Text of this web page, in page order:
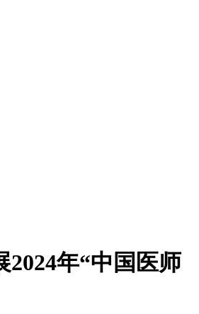
年“中国医师